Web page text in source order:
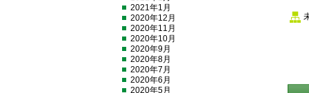
2021年1月
2020年12月
2020年11月
2020年10月
2020年9月
2020年8月
2020年7月
2020年6月
2020年5月